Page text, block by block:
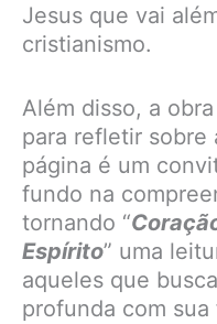
Jesus que vai
cristianismo.
Além disso, a
para refletir sobre
página é um
fundo na
tornando “
Espírito” uma
aqueles que
profunda com sua